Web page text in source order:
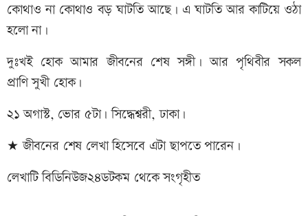
কোথাও না কোথাও বড় ঘাটতি আছে। এ ঘাটতি আর কাটিয়ে ওঠা
হলো না।
দুঃখই হোক আমার জীবনের শেষ সঙ্গী। আর পৃথিবীর সকল
প্রাণি সুখী হোক।
২১ অগাস্ট, ভোর ৫টা। সিদ্ধেশ্বরী, ঢাকা।
★ জীবনের শেষ লেখা হিসেবে এটা ছাপতে পারেন।
লেখাটি বিডিনিউজ২৪ডটকম থেকে সংগৃহীত